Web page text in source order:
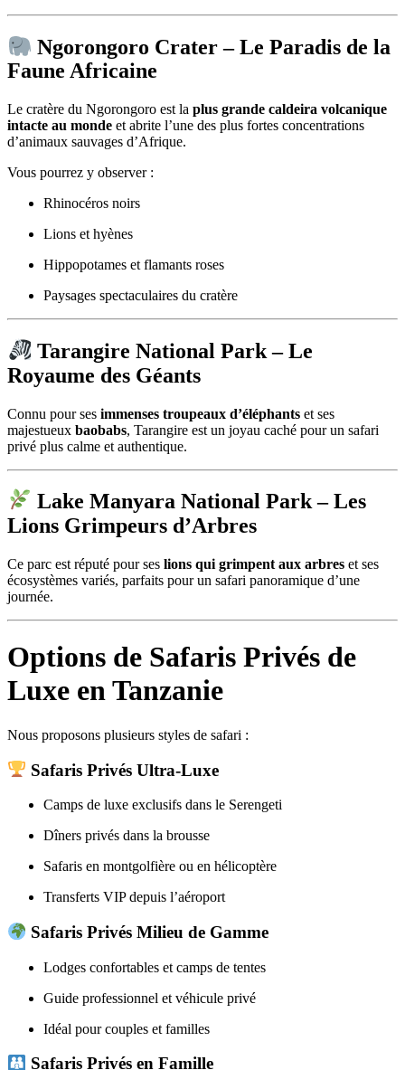
Ngorongoro Crater– Le Paradis de la
Faune Africaine
Le cratère du Ngorongoro est la plus grande caldeira volcanique
intacte au monde et abrite l’une des plus fortes concentrations
d’animaux sauvages d’Afrique.
Vous pourrez y observer :
Rhinocéros noirs
Lions et hyènes
Hippopotames et flamants roses
Paysages spectaculaires du cratère
Tarangire National Park– Le
Royaume des Géants
Connu pour ses immenses troupeaux d’éléphants et ses
majestueux baobabs, Tarangire est un joyau caché pour un safari
privé plus calme et authentique.
Lake Manyara National Park– Les
Lions Grimpeurs d’Arbres
Ce parc est réputé pour ses lions qui grimpent aux arbres et ses
écosystèmes variés, parfaits pour un safari panoramique d’une
journée.
Options de Safaris Privés de
Luxe en Tanzanie
Nous proposons plusieurs styles de safari :
Safaris Privés Ultra-Luxe
Camps de luxe exclusifs dans le Serengeti
Dîners privés dans la brousse
Safaris en montgolfière ou en hélicoptère
Transferts VIP depuis l’aéroport
Safaris Privés Milieu de Gamme
Lodges confortables et camps de tentes
Guide professionnel et véhicule privé
Idéal pour couples et familles
Safaris Privés en Famille